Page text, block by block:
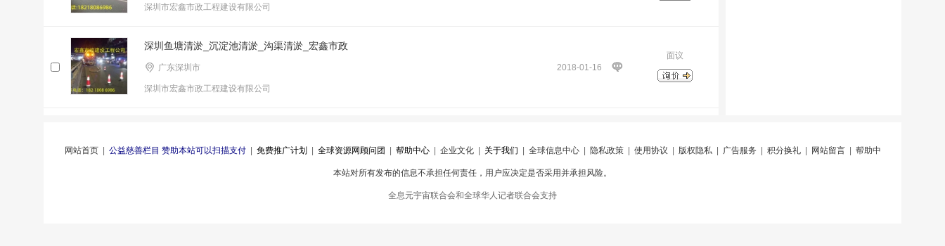
深圳市宏鑫市政工程建设有限公司
深圳鱼塘清淤_沉淀池清淤_沟渠清淤_宏鑫市政
2018-01-16
广东深圳市
深圳市宏鑫市政工程建设有限公司
面议
网站首页| 公益慈善栏目 赞助本站可以扫描支付| 免费推广计划 全球资源网顾问团 帮助中心| 企业文化| 关于我们 全球信息中心| 隐私政策| 使用协议 版权隐私| 广告服务 积分换礼| 网站留言| 帮助中
心|违规举报
本站对所有发布的信息不承担任何责任，用户应决定是否采用并承担风险。
全息元宇宙联合会和全球华人记者联合会支持